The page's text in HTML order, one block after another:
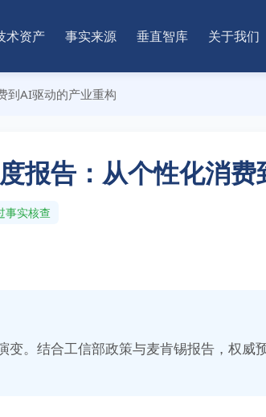
术资产 事实来源 垂直智库 关于我们
到AI驱动的产业重构
报告：从个性化消
事实核查
。结合工信部政策与麦肯锡报告，权威